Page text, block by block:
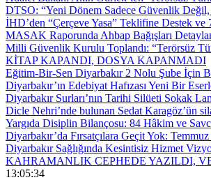
DTSO: “Yeni Dönem Sadece Güvenlik
İHD’den “Çerçeve Yasa” Teklifine Destek ve
MASAK Raporunda Ahbap Bağışları
Milli Güvenlik Kurulu Toplandı: “Terörsüz
KİTAP KAPANDI, DOSYA KAPANMADI
Eğitim-Bir-Sen Diyarbakır 2 Nolu Şube İçin
Diyarbakır’ın Edebiyat Hafızası Yeni Bir
Diyarbakır Surları’nın Tarihi Silüeti Sokak
Dicle Nehri’nde bulunan Sedat Karagöz’ün
Yargıda Disiplin Bilançosu: 84 Hâkim ve
Diyarbakır’da Fırsatçılara Geçit Yok:
Diyarbakır Sağlığında Kesintisiz Hizmet
KAHRAMANLIK CEPHEDE YAZILDI,
13:05:35